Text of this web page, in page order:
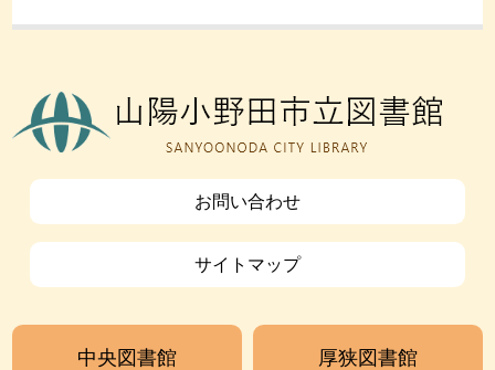
お問い合わせ
サイトマップ
中央図書館 厚狭図書館